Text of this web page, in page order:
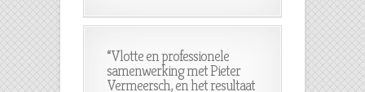
“Vlotte en professionele
samenwerking met Pieter
Vermeersch, en het resultaat